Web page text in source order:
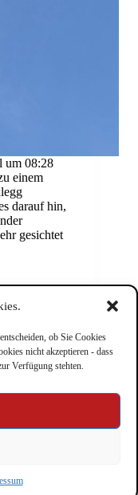
ob Sie Cookies
nicht akzeptieren - dass
Verfügung stehten.
um 08:28
einem
darauf hin,
gesichtet
NEXT
Theme